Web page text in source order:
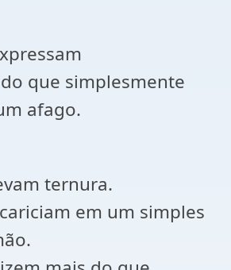
que simplesmente
afago.
ternura.
em um simples